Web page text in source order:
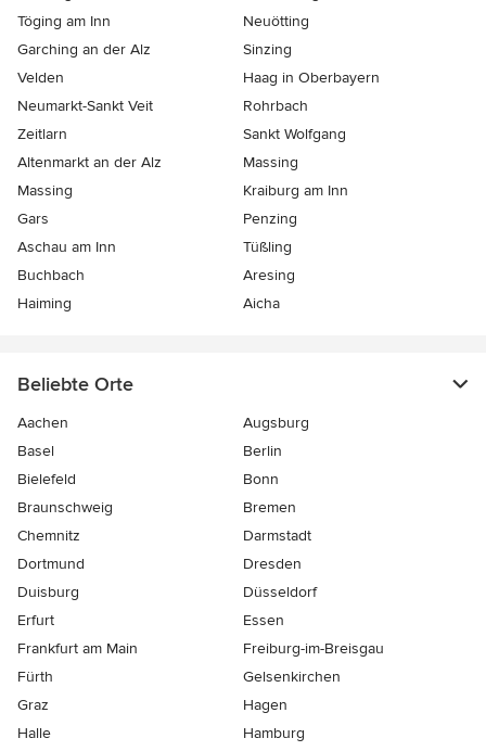
Töging am Inn
Neuötting
Garching an der Alz
Sinzing
Velden
Haag in Oberbayern
Neumarkt-Sankt Veit
Rohrbach
Zeitlarn
Sankt Wolfgang
Altenmarkt an der Alz
Massing
Massing
Kraiburg am Inn
Gars
Penzing
Aschau am Inn
Tüßling
Buchbach
Aresing
Haiming
Aicha
Beliebte Orte
Aachen
Augsburg
Basel
Berlin
Bielefeld
Bonn
Braunschweig
Bremen
Chemnitz
Darmstadt
Dortmund
Dresden
Duisburg
Düsseldorf
Erfurt
Essen
Frankfurt am Main
Freiburg-im-Breisgau
Fürth
Gelsenkirchen
Graz
Hagen
Halle
Hamburg